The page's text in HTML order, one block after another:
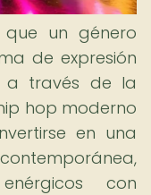
un género
de expresión
a través de la
hop moderno
en una
con